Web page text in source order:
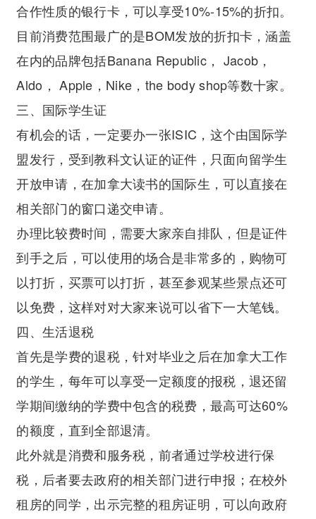
合作性质的银行卡，可以享受10%-15%的折扣。
目前消费范围最广的是BOM发放的折扣卡，涵盖
在内的品牌包括Banana Republic， Jacob，
Aldo， Apple，Nike，the body shop等数十家。
三、国际学生证
有机会的话，一定要办一张ISIC，这个由国际学
盟发行，受到教科文认证的证件，只面向留学生
开放申请，在加拿大读书的国际生，可以直接在
相关部门的窗口递交申请。
办理比较费时间，需要大家亲自排队，但是证件
到手之后，可以使用的场合是非常多的，购物可
以打折，买票可以打折，甚至参观某些景点还可
以免费，这样对对大家来说可以省下一大笔钱。
四、生活退税
首先是学费的退税，针对毕业之后在加拿大工作
的学生，每年可以享受一定额度的报税，退还留
学期间缴纳的学费中包含的税费，最高可达60%
的额度，直到全部退清。
此外就是消费和服务税，前者通过学校进行保
税，后者要去政府的相关部门进行申报；在校外
租房的同学，出示完整的租房证明，可以向政府